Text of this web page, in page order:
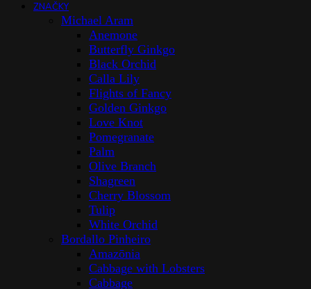
ZNAČKY
Michael Aram
Anemone
Butterfly Ginkgo
Black Orchid
Calla Lily
Flights of Fancy
Golden Ginkgo
Love Knot
Pomegranate
Palm
Olive Branch
Shagreen
Cherry Blossom
Tulip
White Orchid
Bordallo Pinheiro
Amazōnia
Cabbage with Lobsters
Cabbage